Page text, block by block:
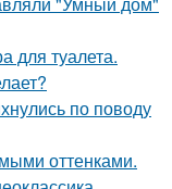
для туалета.
по поводу
оттенками.